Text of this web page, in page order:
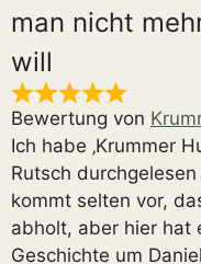
man nicht
will
Bewertung von
Ich habe ‚Krummer
Rutsch
kommt selten vor,
abholt, aber hier hat
Geschichte um